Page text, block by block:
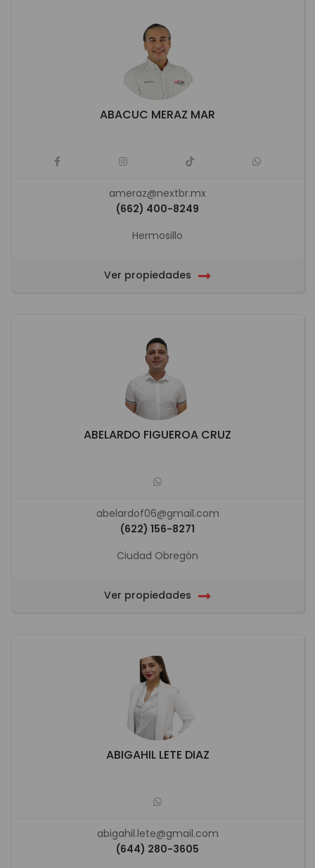
ABACUC MERAZ MAR
ameraz@nextbr.mx
(662) 400-8249
Hermosillo
Ver propiedades
ABELARDO FIGUEROA CRUZ
abelardof06@gmail.com
(622) 156-8271
Ciudad Obregón
Ver propiedades
ABIGAHIL LETE DIAZ
abigahil.lete@gmail.com
(644) 280-3605